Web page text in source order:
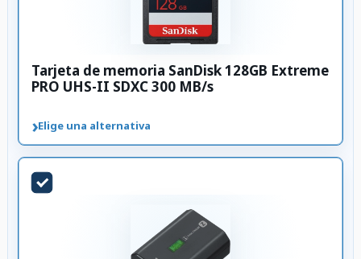
Tarjeta de memoria SanDisk 128GB Extreme
PRO UHS-II SDXC 300 MB/s
›Elige una alternativa